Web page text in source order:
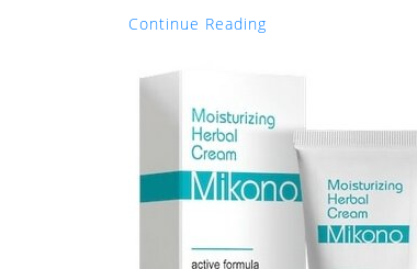
Continue Reading